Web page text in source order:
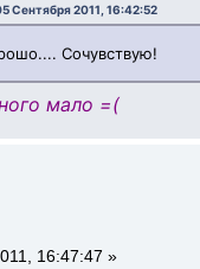
Сентября 2011, 16:42:52
Сочувствую!
мало =(
16:47:47 »